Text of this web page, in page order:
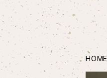
HOME